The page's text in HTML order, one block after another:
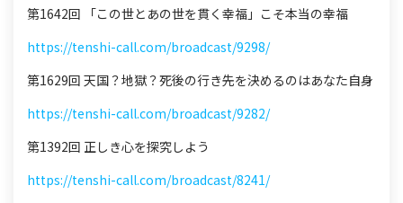
第1642回 「この世とあの世を貫く幸福」こそ本当の幸福
https://tenshi-call.com/broadcast/9298/
第1629回 天国？地獄？死後の行き先を決めるのはあなた自身
https://tenshi-call.com/broadcast/9282/
第1392回 正しき心を探究しよう
https://tenshi-call.com/broadcast/8241/